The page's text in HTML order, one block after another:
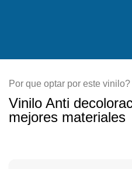
Por que optar por este vinilo?
Vinilo Anti
mejores materiales